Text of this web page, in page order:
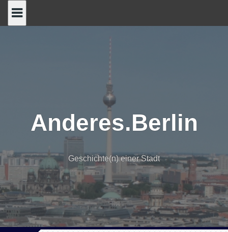
Anderes.Berlin
Geschichte(n) einer Stadt